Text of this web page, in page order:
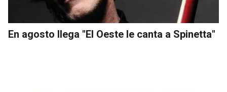
En agosto llega "El Oeste le canta a Spinetta"